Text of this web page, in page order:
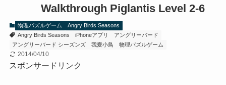
Walkthrough Piglantis Level 2-6
物理パズルゲーム
Angry Birds Seasons
Angry Birds Seasons
iPhoneアプリ
アングリーバード
アングリーバード シーズンズ
我愛小鳥 物理パズルゲーム
2014/04/10
スポンサードリンク